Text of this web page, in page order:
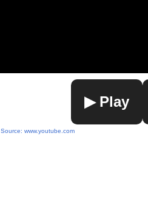
▶ Play
Source: www.youtube.com